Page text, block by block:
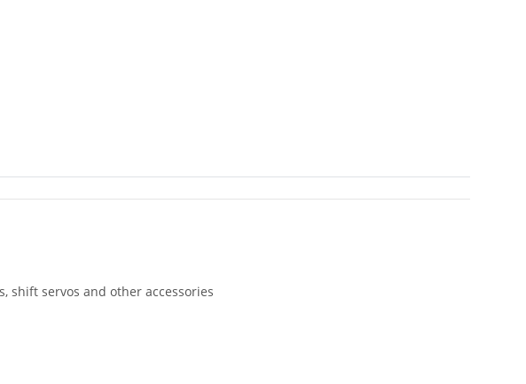
shift servos and other accessories